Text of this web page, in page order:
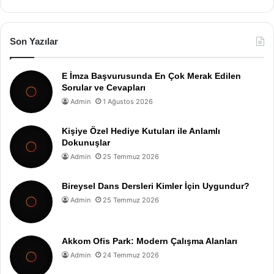
Son Yazılar
E İmza Başvurusunda En Çok Merak Edilen
Sorular ve Cevapları
Admin 1 Ağustos 2026
Kişiye Özel Hediye Kutuları ile Anlamlı
Dokunuşlar
Admin 25 Temmuz 2026
Bireysel Dans Dersleri Kimler İçin Uygundur?
Admin 25 Temmuz 2026
Akkom Ofis Park: Modern Çalışma Alanları
Admin 24 Temmuz 2026